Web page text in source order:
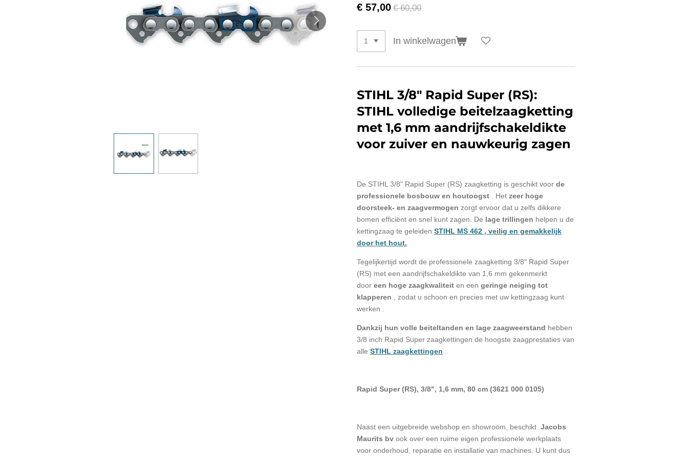
€ 57,00 € 60,00
In winkelwagen
STIHL 3/8" Rapid Super (RS):
STIHL volledige beitelzaagketting
met 1,6 mm aandrijfschakeldikte
voor zuiver en nauwkeurig zagen
De STIHL 3/8" Rapid Super (RS) zaagketting is geschikt voor de
professionele bosbouw en houtoogst
. Het zeer hoge
doorsteek- en zaagvermogen zorgt ervoor dat u zelfs dikkere
bomen efficiënt en snel kunt zagen. De lage trillingen helpen u de
kettingzaag te geleiden STIHL MS 462 , veilig en gemakkelijk
door het hout.
Tegelijkertijd wordt de professionele zaagketting 3/8" Rapid Super
(RS) met een aandrijfschakeldikte van 1,6 mm gekenmerkt
door een hoge zaagkwaliteit en een geringe neiging tot
klapperen
, zodat u schoon en precies met uw kettingzaag kunt
werken .
Dankzij hun volle beiteltanden en lage zaagweerstand hebben
3/8 inch Rapid Super zaagkettingen de hoogste zaagprestaties van
alle STIHL zaagkettingen
Rapid Super (RS), 3/8", 1,6 mm, 80 cm (3621 000 0105)
Naast een uitgebreide webshop en showroom, beschikt Jacobs
Maurits bv ook over een ruime eigen professionele werkplaats
voor onderhoud, reparatie en installatie van machines. U kunt dus